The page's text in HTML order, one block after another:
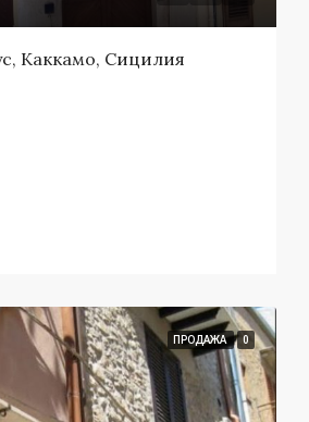
Каккамо, Сицилия
ПРОДАЖА 0